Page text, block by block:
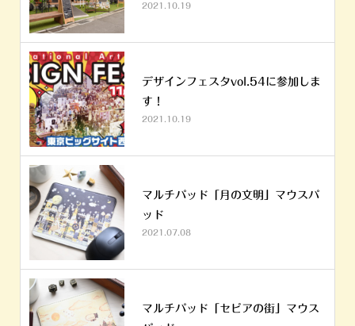
2021.10.19
デザインフェスタvol.54に参加しま
す！
2021.10.19
マルチパッド「月の文明」マウスパ
ッド
2021.07.08
マルチパッド「セピアの街」マウス